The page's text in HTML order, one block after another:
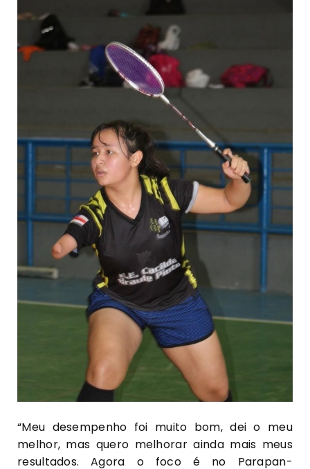
“Meu desempenho foi muito bom, dei o meu
melhor, mas quero melhorar ainda mais meus
resultados. Agora o foco é no Parapan-